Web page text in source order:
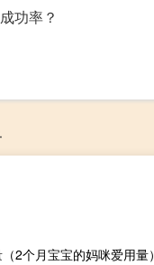
功率？
2个月宝宝的妈咪爱用量）